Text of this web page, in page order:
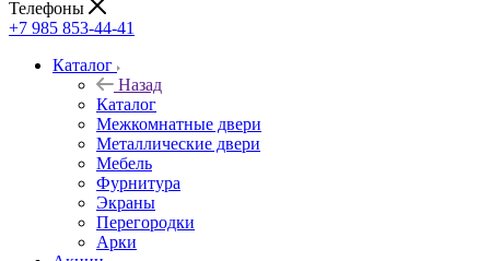
Телефоны
+7 985 853-44-41
Каталог
Назад
Каталог
Межкомнатные двери
Металлические двери
Мебель
Фурнитура
Экраны
Перегородки
Арки